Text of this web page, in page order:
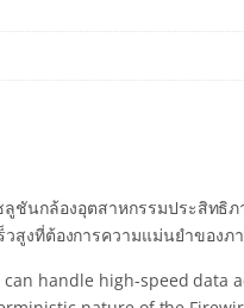
ลูชันกล้องอุตสาหกรรมประสิทธิ
สูงที่ต้องการความแม่นยำของภ
handle high-speed data